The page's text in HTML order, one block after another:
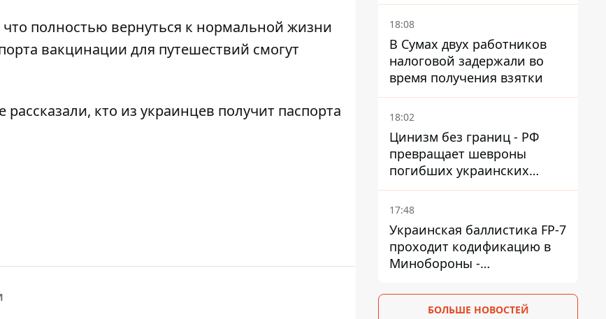
полностью вернуться к нормальной жизни
вакцинации для путешествий смогут
рассказали, кто из украинцев получит паспорта
18:08
В Сумах двух работников
налоговой задержали во
время получения взятки
18:02
Цинизм без границ - РФ
превращает шевроны
погибших украинских
защитников в экспонаты
"музея СВО"
17:48
Украинская баллистика FP-7
проходит кодификацию в
Минобороны -
применение - Reuters
БОЛЬШЕ НОВОСТЕЙ